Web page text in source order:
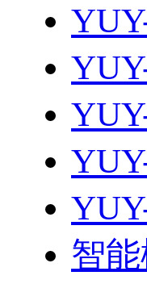
智